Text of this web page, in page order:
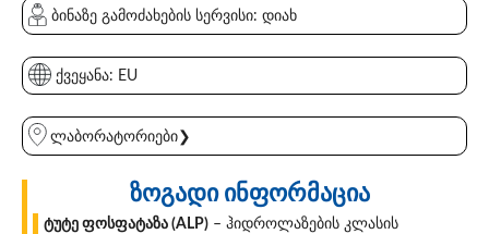
ბინაზე გამოძახების სერვისი: დიახ
ქვეყანა: EU
ლაბორატორიები❯
ზოგადი ინფორმაცია
ტუტე ფოსფატაზა (ALP) – ჰიდროლაზების კლასის